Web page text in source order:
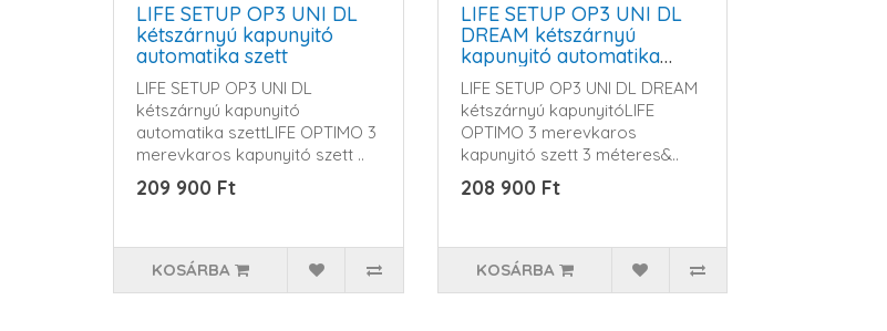
LIFE SETUP OP3 UNI DL
kétszárnyú kapunyitó
automatika szett
LIFE SETUP OP3 UNI DL
kétszárnyú kapunyitó
automatika szettLIFE OPTIMO 3
merevkaros kapunyitó szett ..
209 900 Ft
KOSÁRBA
LIFE SETUP OP3 UNI DL
DREAM kétszárnyú
kapunyitó automatika
szett
LIFE SETUP OP3 UNI DL DREAM
kétszárnyú kapunyitó LIFE
OPTIMO 3 merevkaros
kapunyitó szett 3 méteres&..
208 900 Ft
KOSÁRBA